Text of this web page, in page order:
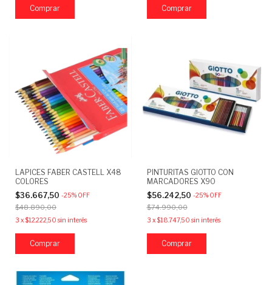
LAPICES FABER CASTELL X48
COLORES
$36.667,50 -25% OFF
$48.890,00
3 x$12.222,50 sin interés
PINTURITAS GIOTTO CON
MARCADORES X90
$56.242,50 -25% OFF
$74.990,00
3 x$18.747,50 sin interés